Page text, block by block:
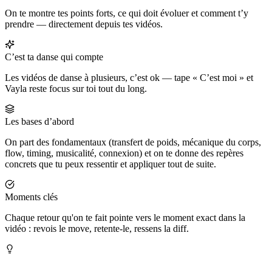
On te montre tes points forts, ce qui doit évoluer et comment t’y
prendre — directement depuis tes vidéos.
C’est ta danse qui compte
Les vidéos de danse à plusieurs, c’est ok — tape « C’est moi » et
Vayla reste focus sur toi tout du long.
Les bases d’abord
On part des fondamentaux (transfert de poids, mécanique du corps,
flow, timing, musicalité, connexion) et on te donne des repères
concrets que tu peux ressentir et appliquer tout de suite.
Moments clés
Chaque retour qu'on te fait pointe vers le moment exact dans la
vidéo : revois le move, retente-le, ressens la diff.